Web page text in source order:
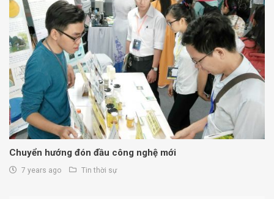
Chuyển hướng đón đầu công nghệ mới
7 years ago Tin thời sự